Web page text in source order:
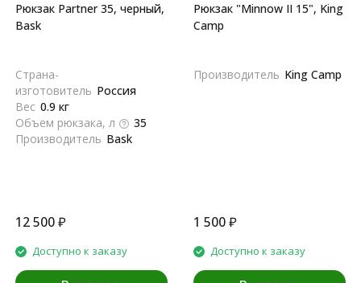
Рюкзак Partner 35, черный,
Bask
Страна-
изготовитель Россия
Вес 0.9 кг
Объем рюкзака, л
35
Производитель Bask
12 500₽
Доступно к заказу
Рюкзак "Minnow II 15", King
Camp
Производитель King Camp
1 500₽
Доступно к заказу